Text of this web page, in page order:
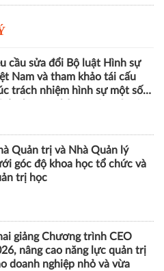
cầu sửa đổi Bộ luật Hình sự
Nam và tham khảo tái cấu
trách nhiệm hình sự một số
Quản trị và Nhà Quản lý
góc độ khoa học tổ chức và
trị học
giảng Chương trình CEO
nâng cao năng lực quản trị
doanh nghiệp nhỏ và vừa